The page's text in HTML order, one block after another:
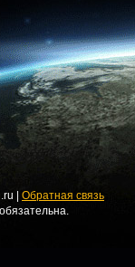
| Обратная связь